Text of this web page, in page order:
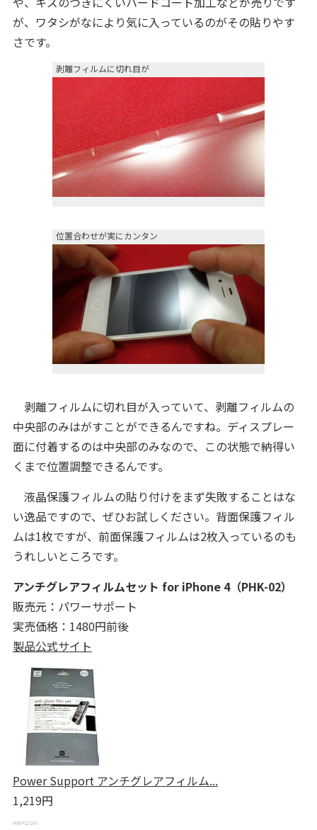
が、ワタシがなにより気に入っているのがその貼りやす
さです。
剥離フィルムに切れ目が
位置合わせが実にカンタン
剥離フィルムに切れ目が入っていて、剥離フィルムの
中央部のみはがすことができるんですね。ディスプレー
面に付着するのは中央部のみなので、この状態で納得い
くまで位置調整できるんです。
液晶保護フィルムの貼り付けをまず失敗することはな
い逸品ですので、ぜひお試しください。背面保護フィル
ムは1枚ですが、前面保護フィルムは2枚入っているのも
うれしいところです。
アンチグレアフィルムセット for iPhone 4（PHK-02）
販売元：パワーサポート
実売価格：1480円前後
製品公式サイト
Power Support アンチグレアフィルム...
1,219円